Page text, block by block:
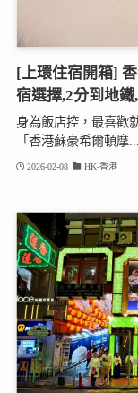
[上環住宿開箱]
宿選擇,2分到地鐵
身為飯店控，最喜歡
「香港蘇豪希爾頓摩...
2026-02-08 HK-香港